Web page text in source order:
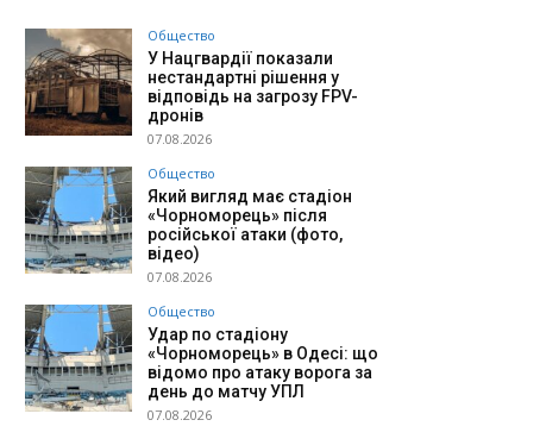
Общество
У Нацгвардії показали
нестандартні рішення у
відповідь на загрозу FPV-
дронів
07.08.2026
Общество
Який вигляд має стадіон
«Чорноморець» після
російської атаки (фото,
відео)
07.08.2026
Общество
Удар по стадіону
«Чорноморець» в Одесі: що
відомо про атаку ворога за
день до матчу УПЛ
07.08.2026